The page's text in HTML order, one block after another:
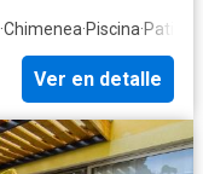
·Chimenea·Piscina·Patio
Ver en detalle